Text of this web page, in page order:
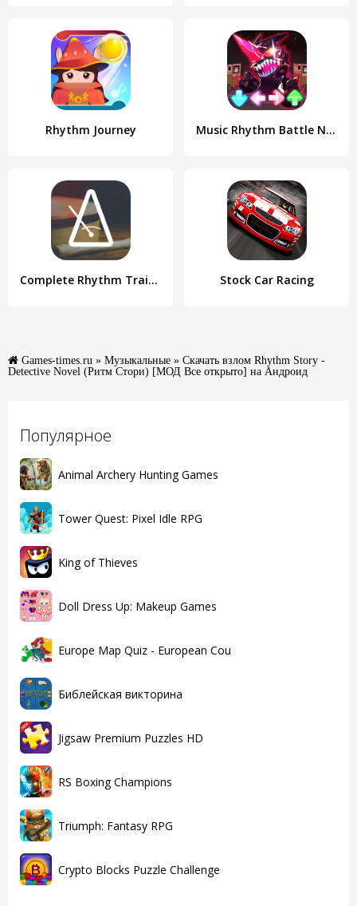
Популярное
Animal Archery Hunting Games
Tower Quest: Pixel Idle RPG
King of Thieves
Doll Dress Up: Makeup Games
Europe Map Quiz - European Cou
Библейская викторина
Jigsaw Premium Puzzles HD
RS Boxing Champions
Triumph: Fantasy RPG
Crypto Blocks Puzzle Challenge
Rhythm Journey Music Rhythm Battle Night
Complete Rhythm Trainer Stock Car Racing
Games-times.ru » Музыкальные » Скачать взлом Rhythm Story -
Detective Novel (Ритм Стори) [МОД Все открыто] на Андроид